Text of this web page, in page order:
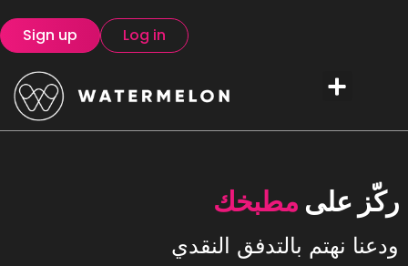
Sign up Log in
ركّز على مطبخك
ودعنا نهتم بالتدفق النقدي